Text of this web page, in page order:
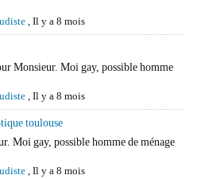
,Il y a 8 mois
Monsieur. Moi gay, possible homme
,Il y a 8 mois
toulouse
Moi gay, possible homme de ménage
,Il y a 8 mois